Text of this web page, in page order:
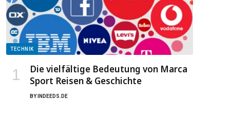
TECHNIK
Die vielfältige Bedeutung von Marca
Sport Reisen & Geschichte
BY INDEEDS.DE